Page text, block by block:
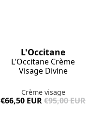
L'Occitane
L'Occitane Crème
Visage Divine
Crème visage
€66,50 EUR€95,00 EUR